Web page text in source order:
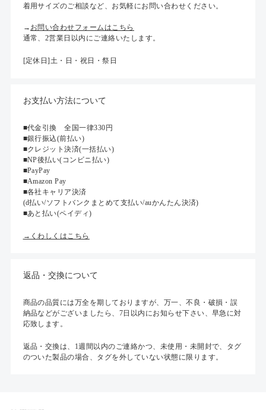
着用サイズのご相談など、お気軽にお問い合わせください。
→ お問い合わせフォームはこちら
通常、2営業日以内にご連絡いたします。
[定休日]土・日・祝日・祭日
お支払い方法について
■代金引換 全国一律330円
■銀行振込(前払い)
■クレジット決済(一括払い)
■NP後払い(コンビニ払い)
■PayPay
■Amazon Pay
■各社キャリア決済
(d払い/ソフトバンクまとめて支払い/auかんたん決済)
■あと払い(ペイディ)
→くわしくはこちら
返品・交換について
商品の品質には万全を期しておりますが、万一、不良・破損・誤
納品などがございましたら、7日以内にお知らせ下さい、早急に対
応致します。
返品・交換は、1週間以内のご連絡かつ、未使用・未開封で、タグ
のついた製品の場合、タグを外していない状態に限ります。